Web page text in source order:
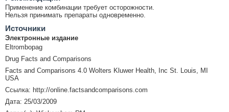
Применение комбинации требует осторожности.
Нельзя принимать препараты одновременно.
Источники
Электронные издание
Eltrombopag
Drug Facts and Comparisons
Facts and Comparisons 4.0 Wolters Kluwer Health, Inc St. Louis, MI
USA
Ссылка: http://online.factsandcomparisons.com
Дата: 25/03/2009